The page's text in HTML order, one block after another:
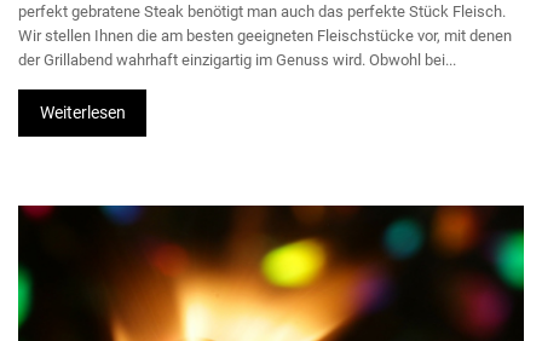
perfekt gebratene Steak benötigt man auch das perfekte Stück Fleisch.
Wir stellen Ihnen die am besten geeigneten Fleischstücke vor, mit denen
der Grillabend wahrhaft einzigartig im Genuss wird. Obwohl bei...
Weiterlesen